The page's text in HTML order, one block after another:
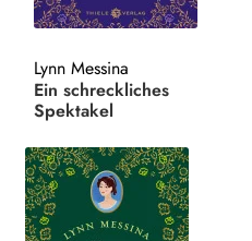
Search:
Lynn Messina
Ein schreckliches
Spektakel